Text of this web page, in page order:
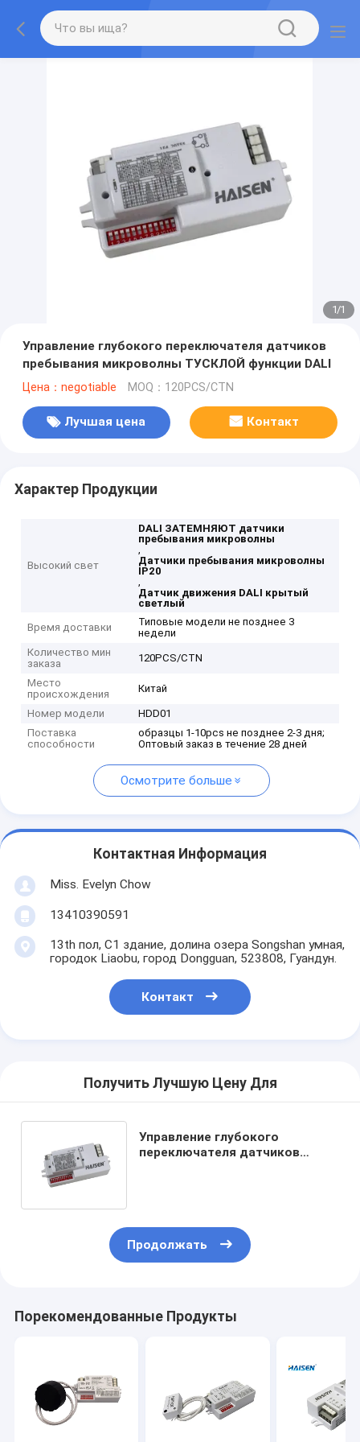
1/1
Управление глубокого переключателя датчиков
пребывания микроволны ТУСКЛОЙ функции DALI
Цена：negotiable MOQ：120PCS/CTN
Лучшая цена Контакт
Характер Продукции
Высокий свет
DALI ЗАТЕМНЯЮТ датчики
пребывания микроволны
,
Датчики пребывания микроволны
IP20
,
Датчик движения DALI крытый
светлый
Время доставки
Типовые модели не позднее 3
недели
Количество мин
заказа
120PCS/CTN
Место
происхождения
Китай
Номер модели
HDD01
Поставка
способности
образцы 1-10pcs не позднее 2-3 дня;
Оптовый заказ в течение 28 дней
Осмотрите больше
Контактная Информация
Miss. Evelyn Chow
13410390591
13th пол, C1 здание, долина озера Songshan умная,
городок Liaobu, город Dongguan, 523808, Гуандун.
Контакт
Получить Лучшую Цену Для
Управление глубокого
переключателя датчиков
Продолжать
Порекомендованные Продукты